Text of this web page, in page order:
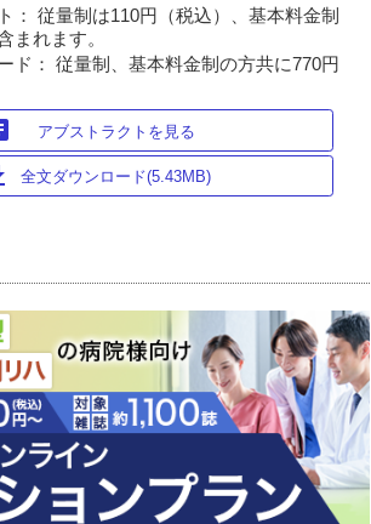
： 従量制は110円（税込）、基本料金制
まれます。
ド： 従量制、基本料金制の方共に770円
アブストラクトを見る
全文ダウンロード(5.43MB)